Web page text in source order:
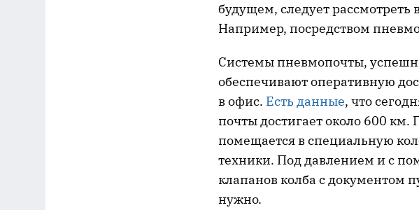
будущем, следует
Например, посредством
Системы пневмопочты,
обеспечивают оперативную
в офис. Есть данные, что
почты достигает около 600 км.
помещается в специальную
техники. Под давлением и с
клапанов колба с документом
нужно.